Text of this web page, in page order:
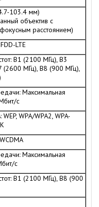
103.4 мм)
объектив с
расстоянием)
LTE
B1 (2100 МГц), B3
(2600 МГц), B8 (900 МГц),
Максимальная
с
WEP, WPA/WPA2, WPA-
Максимальная
с
B1 (2100 МГц), B8 (900